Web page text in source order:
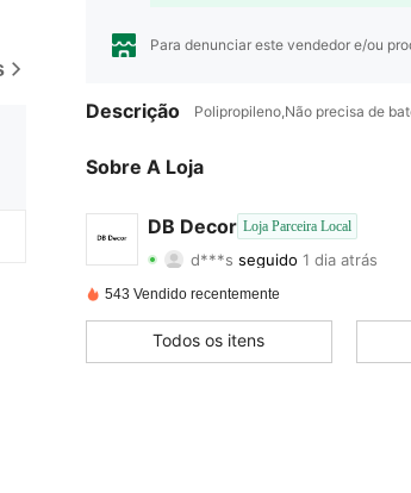
Para denunciar este vendedor e/ou
Descrição Polipropileno,Não precisa de
Sobre A Loja
DB Decor Loja Parceira Local
4,90
seguido1 dia atrás
4,90 Classificação 27Itens 148
4,90 27 148
543 Vendido recentemente
Todos os itens